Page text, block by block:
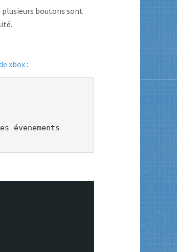
plusieurs boutons sont
xbox :
évenements